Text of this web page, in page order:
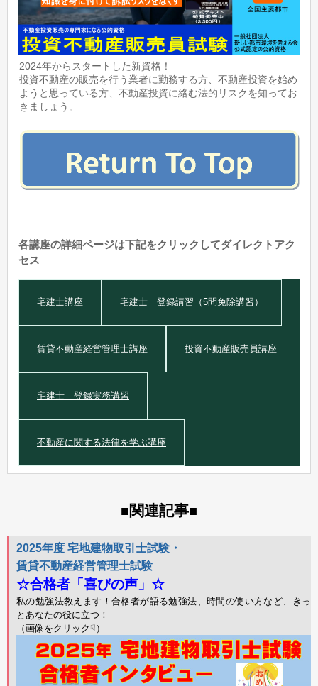
2024年からスタートした新資格！
投資不動産の販売を行う業者に勤務する方、不動産投資を始め
ようと思っている方、不動産投資に絡む法的リスクを知ってお
きましょう。
各講座の詳細ページは下記をクリックしてダイレクトアク
セス
宅建士講座 宅建士 登録講習（5問免除講習）
賃貸不動産経営管理士講座 投資不動産販売員講座
宅建士 登録実務講習
不動産に関する法律を学ぶ講座
■関連記事■
2025年度 宅地建物取引士試験・
賃貸不動産経営管理士試験
☆合格者「喜びの声」☆
私の勉強法教えます！合格者が語る勉強法、時間の使い方など、きっ
とあなたの役に立つ！
（画像をクリック☟）